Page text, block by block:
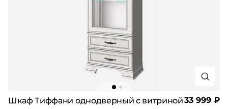
Шкаф Тиффани однодверный с витриной33 999 ₽